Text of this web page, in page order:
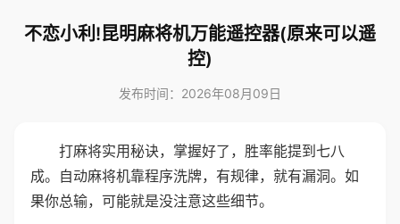
不恋小利!昆明麻将机万能遥控器(原来可以遥
控)
发布时间：2026年08月09日
打麻将实用秘诀，掌握好了，胜率能提到七八
成。自动麻将机靠程序洗牌，有规律，就有漏洞。如
果你总输，可能就是没注意这些细节。